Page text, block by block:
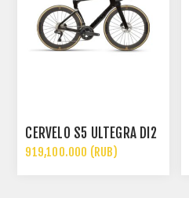
CERVÉLO S5 ULTEGRA DI2
919,100.000 (RUB)